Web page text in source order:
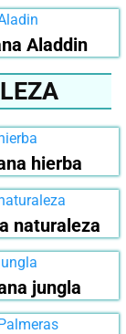
Aladdin
hierba
naturaleza
jungla